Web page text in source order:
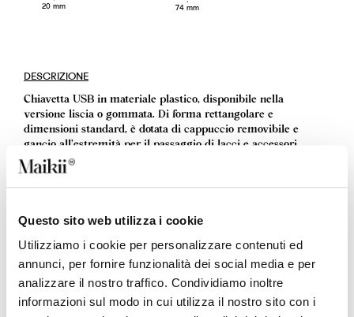
Questo sito web utilizza i cookie
Utilizziamo i cookie per personalizzare contenuti ed
annunci, per fornire funzionalità dei social media e per
analizzare il nostro traffico. Condividiamo inoltre
informazioni sul modo in cui utilizza il nostro sito con i
74 mm
20 mm
DESCRIZIONE
Chiavetta USB in materiale plastico, disponibile nella
versione liscia o gommata. Di forma rettangolare e
dimensioni standard, è dotata di cappuccio removibile e
gancio all'estremità per il passaggio di lacci e accessori.
Personalizzabile su entrambi i lati in serigrafia e
quadricromia.
DETTAGLI
CODICE PRODOTTO